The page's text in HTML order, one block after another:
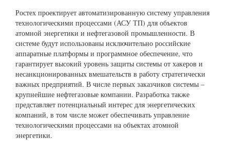
Ростех проектирует автоматизированную систему управления
технологическими процессами (АСУ ТП) для объектов
атомной энергетики и нефтегазовой промышленности. В
системе будут использованы исключительно российские
аппаратные платформы и программное обеспечение, что
гарантирует высокий уровень защиты системы от хакеров и
несанкционированных вмешательств в работу стратегически
важных предприятий. В числе первых заказчиков системы –
крупнейшие нефтегазовые компании. Разработка также
представляет потенциальный интерес для энергетических
компаний, в том числе может обеспечивать управление
технологическими процессами на объектах атомной
энергетики.